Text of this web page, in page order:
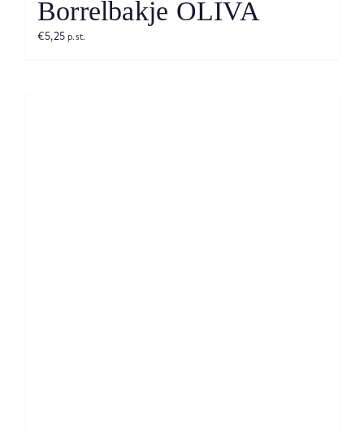
Borrelbakje OLIVA
€5,25 p.st.